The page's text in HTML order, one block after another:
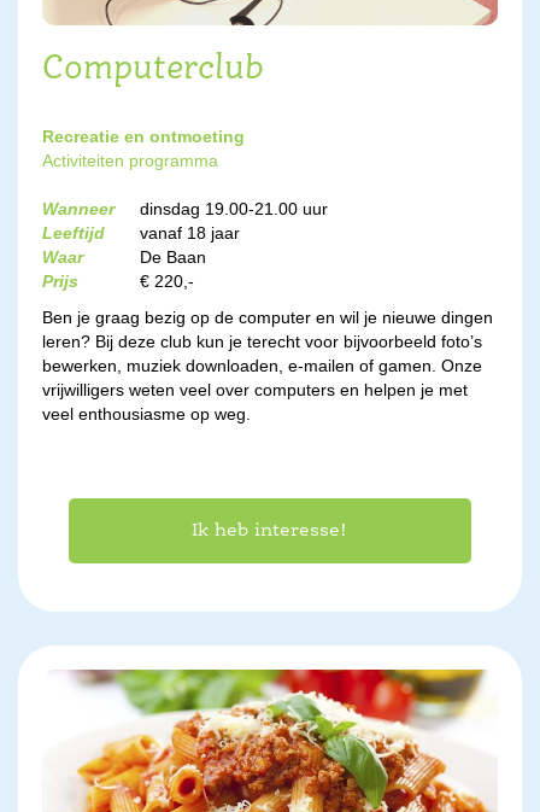
Computerclub
Recreatie en ontmoeting
Activiteiten programma
Wanneer
dinsdag 19.00-21.00 uur
Leeftijd
vanaf 18 jaar
Waar
De Baan
Prijs
€ 220,-
Ben je graag bezig op de computer en wil je nieuwe dingen
leren? Bij deze club kun je terecht voor bijvoorbeeld foto’s
bewerken, muziek downloaden, e-mailen of gamen. Onze
vrijwilligers weten veel over computers en helpen je met
veel enthousiasme op weg.
Ik heb interesse!